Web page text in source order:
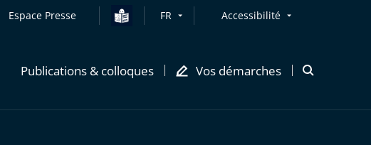
Espace Presse FR Accessibilité
Publications & colloques Vos démarches
Ouvrir